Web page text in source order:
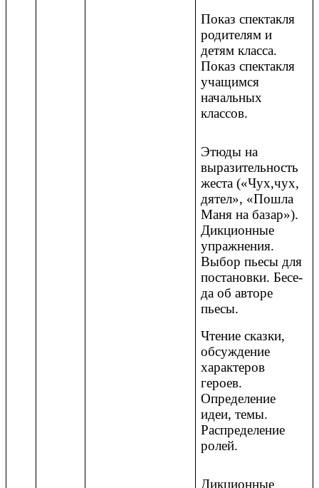
Показ спектакля
родителям и
детям класса.
Показ спектакля
учащимся
начальных
классов.
Этюды на
выразительность
жеста («Чух,чух,
дятел», «Пошла
Маня на базар»).
Дикционные
упражнения.
Выбор пьесы для
постановки. Бесе-
да об авторе
пьесы.
Чтение сказки,
обсуждение
характеров
героев.
Определение
идеи, темы.
Распределение
ролей.
Дикционные